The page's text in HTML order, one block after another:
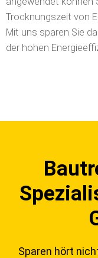
Trocknungszeit von
Mit uns sparen Sie
der hohen
Sparen hört